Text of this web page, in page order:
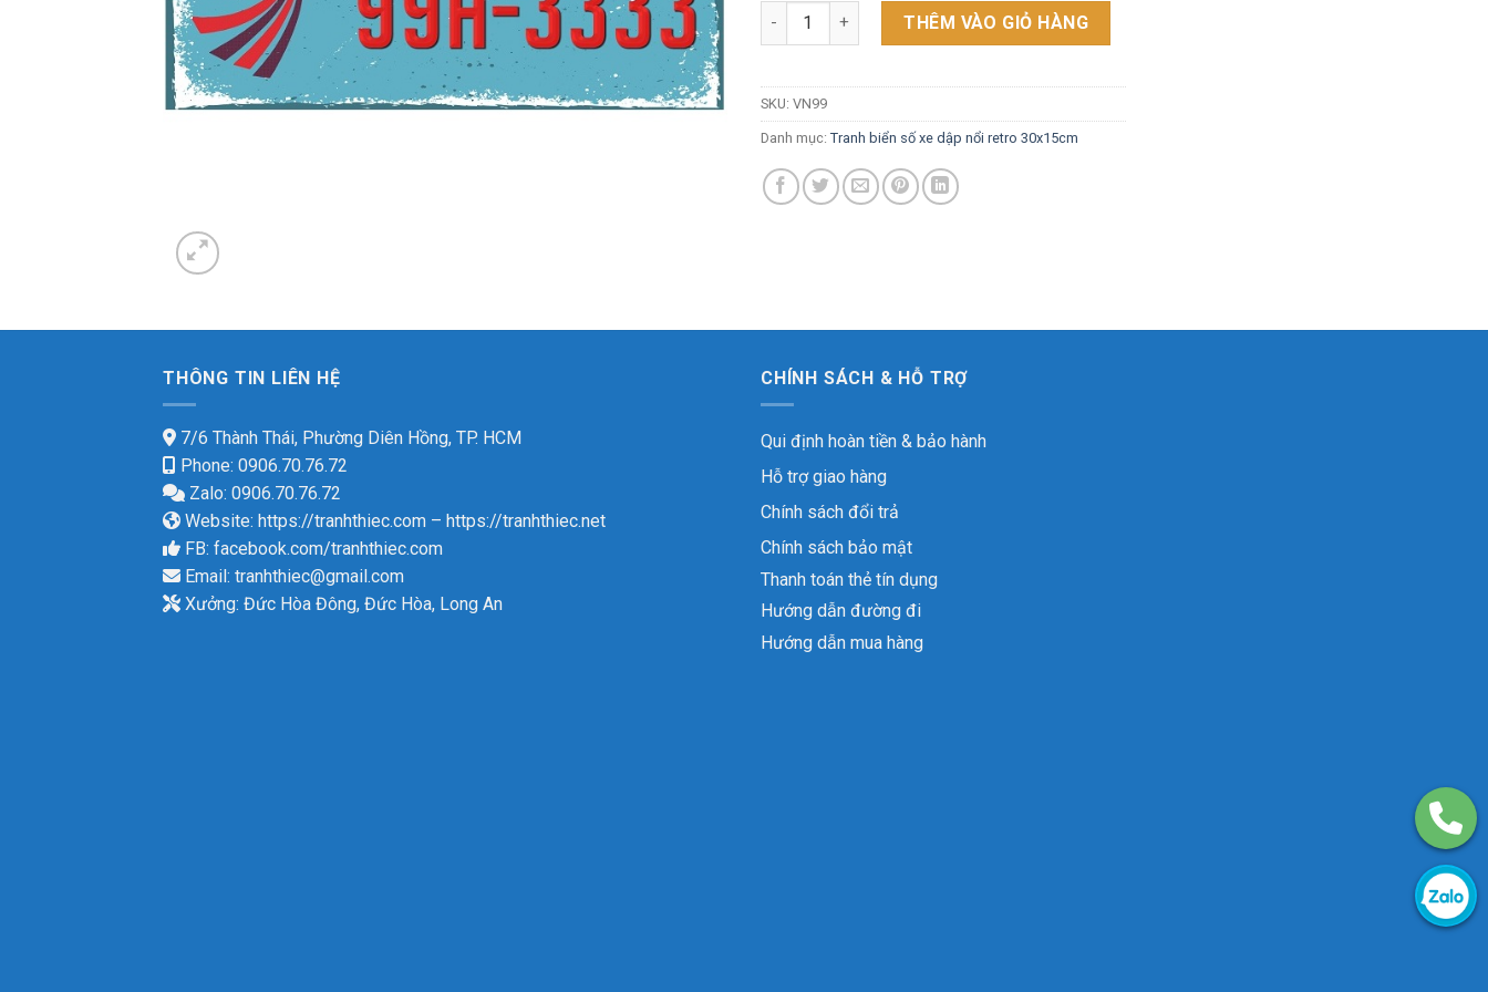
30x15cm Biển số xe Việt Nam decor - Bắc Ninh VN99 số lượng
THÊM VÀO GIỎ HÀNG
SKU: VN99
Danh mục: Tranh biển số xe dập nổi retro 30x15cm
THÔNG TIN LIÊN HỆ
7/6 Thành Thái, Phường Diên Hồng, TP. HCM
Phone: 0906.70.76.72
Zalo: 0906.70.76.72
Website: https://tranhthiec.com – https://tranhthiec.net
FB: facebook.com/tranhthiec.com
Email: tranhthiec@gmail.com
Xưởng: Đức Hòa Đông, Đức Hòa, Long An
CHÍNH SÁCH & HỖ TRỢ
Qui định hoàn tiền & bảo hành
Hỗ trợ giao hàng
Chính sách đổi trả
Chính sách bảo mật
Thanh toán thẻ tín dụng
Hướng dẫn đường đi
Hướng dẫn mua hàng